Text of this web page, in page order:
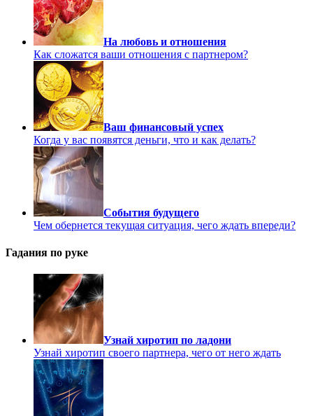
На любовь и отношения
Как сложатся ваши отношения с партнером?
Ваш финансовый успех
Когда у вас появятся деньги, что и как делать?
События будущего
Чем обернется текущая ситуация, чего ждать впереди?
Гадания по руке
Узнай хиротип по ладони
Узнай хиротип своего партнера, чего от него ждать